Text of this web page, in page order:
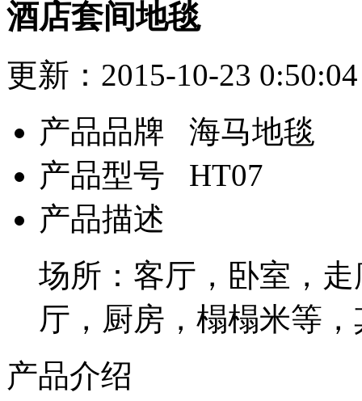
酒店套间地毯
更新：2015-10-23
产品品牌 海马地毯
产品型号 HT07
产品描述
场所：客厅，卧室，
厅，厨房，榻榻米等
产品介绍